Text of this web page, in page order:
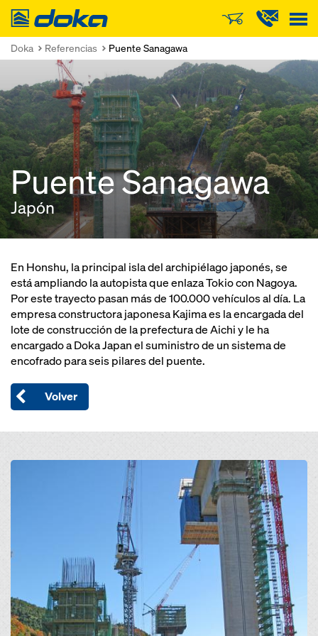
Doka
Doka Referencias Puente Sanagawa
Puente Sanagawa
Japón
En Honshu, la principal isla del archipiélago japonés, se
está ampliando la autopista que enlaza Tokio con Nagoya.
Por este trayecto pasan más de 100.000 vehículos al día. La
empresa constructora japonesa Kajima es la encargada del
lote de construcción de la prefectura de Aichi y le ha
encargado a Doka Japan el suministro de un sistema de
encofrado para seis pilares del puente.
Volver
Open